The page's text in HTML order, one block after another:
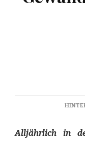
Alljährlich in